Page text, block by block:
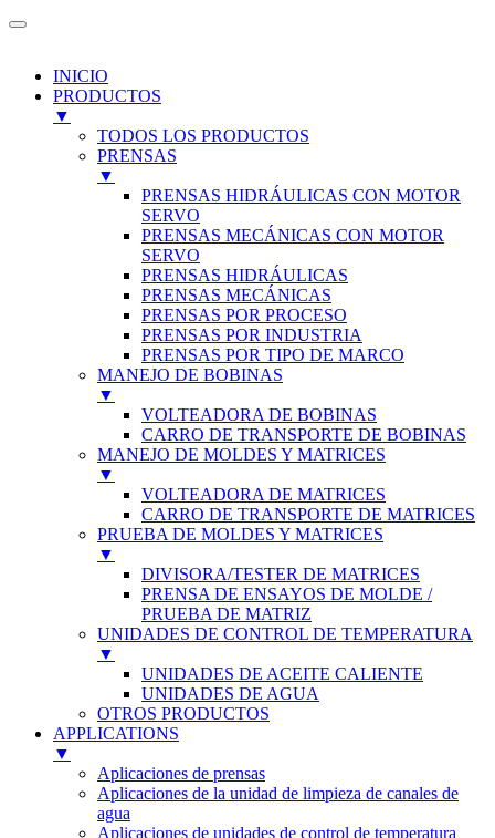
INICIO
PRODUCTOS
▼
TODOS LOS PRODUCTOS
PRENSAS
▼
PRENSAS HIDRÁULICAS CON MOTOR
SERVO
PRENSAS MECÁNICAS CON MOTOR
SERVO
PRENSAS HIDRÁULICAS
PRENSAS MECÁNICAS
PRENSAS POR PROCESO
PRENSAS POR INDUSTRIA
PRENSAS POR TIPO DE MARCO
MANEJO DE BOBINAS
▼
VOLTEADORA DE BOBINAS
CARRO DE TRANSPORTE DE BOBINAS
MANEJO DE MOLDES Y MATRICES
▼
VOLTEADORA DE MATRICES
CARRO DE TRANSPORTE DE MATRICES
PRUEBA DE MOLDES Y MATRICES
▼
DIVISORA/TESTER DE MATRICES
PRENSA DE ENSAYOS DE MOLDE /
PRUEBA DE MATRIZ
UNIDADES DE CONTROL DE TEMPERATURA
▼
UNIDADES DE ACEITE CALIENTE
UNIDADES DE AGUA
OTROS PRODUCTOS
APPLICATIONS
▼
Aplicaciones de prensas
Aplicaciones de la unidad de limpieza de canales de
agua
Aplicaciones de unidades de control de temperatura